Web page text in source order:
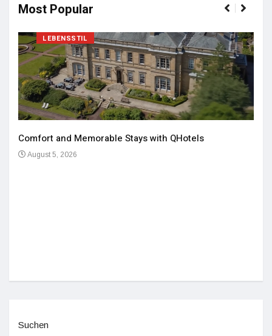
Most Popular
LEBENSSTIL
Comfort and Memorable Stays with QHotels
August 5, 2026
Suchen